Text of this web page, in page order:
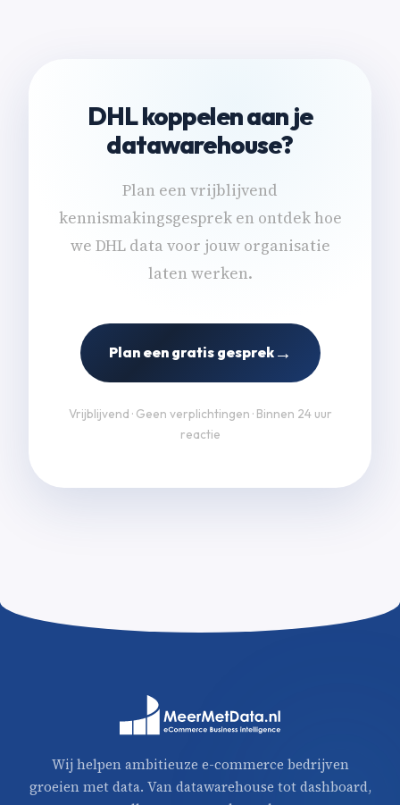
DHL koppelen aan je
datawarehouse?
Plan een vrijblijvend
kennismakingsgesprek en ontdek hoe
we DHL data voor jouw organisatie
laten werken.
Plan een gratis gesprek→
Vrijblijvend · Geen verplichtingen · Binnen 24 uur
reactie
Wij helpen ambitieuze e-commerce bedrijven
groeien met data. Van datawarehouse tot dashboard,